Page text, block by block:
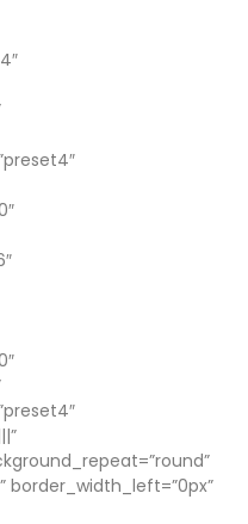
border_width_left=”0px”